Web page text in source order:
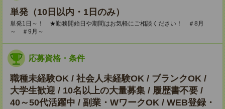
単発（10日以内・1日のみ）
単発1日～！ ★勤務開始日や期間はお気軽にご相談ください！ ＃8月
～ ＃9月～
応募資格・条件
職種未経験OK / 社会人未経験OK / ブランクOK /
大学生歓迎 / 10名以上の大量募集 / 履歴書不要 /
40～50代活躍中 / 副業・WワークOK / WEB登録・